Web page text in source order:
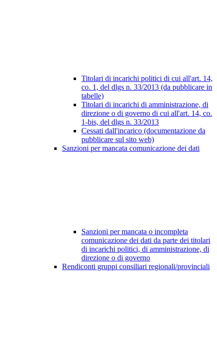
Titolari di incarichi politici di cui all'art. 14,
co. 1, del dlgs n. 33/2013 (da pubblicare in
tabelle)
Titolari di incarichi di amministrazione, di
direzione o di governo di cui all'art. 14, co.
1-bis, del dlgs n. 33/2013
Cessati dall'incarico (documentazione da
pubblicare sul sito web)
Sanzioni per mancata comunicazione dei dati
Sanzioni per mancata o incompleta
comunicazione dei dati da parte dei titolari
di incarichi politici, di amministrazione, di
direzione o di governo
Rendiconti gruppi consiliari regionali/provinciali